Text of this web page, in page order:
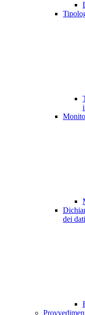
dei dati